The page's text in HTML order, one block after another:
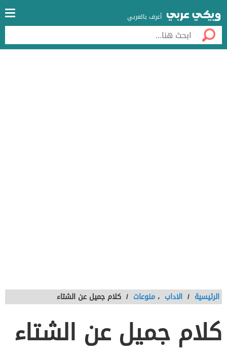
أعرف بالعربي
الرئيسية / الاداب ، منوعات / كلام جميل عن الشتاء
كلام جميل عن الشتاء